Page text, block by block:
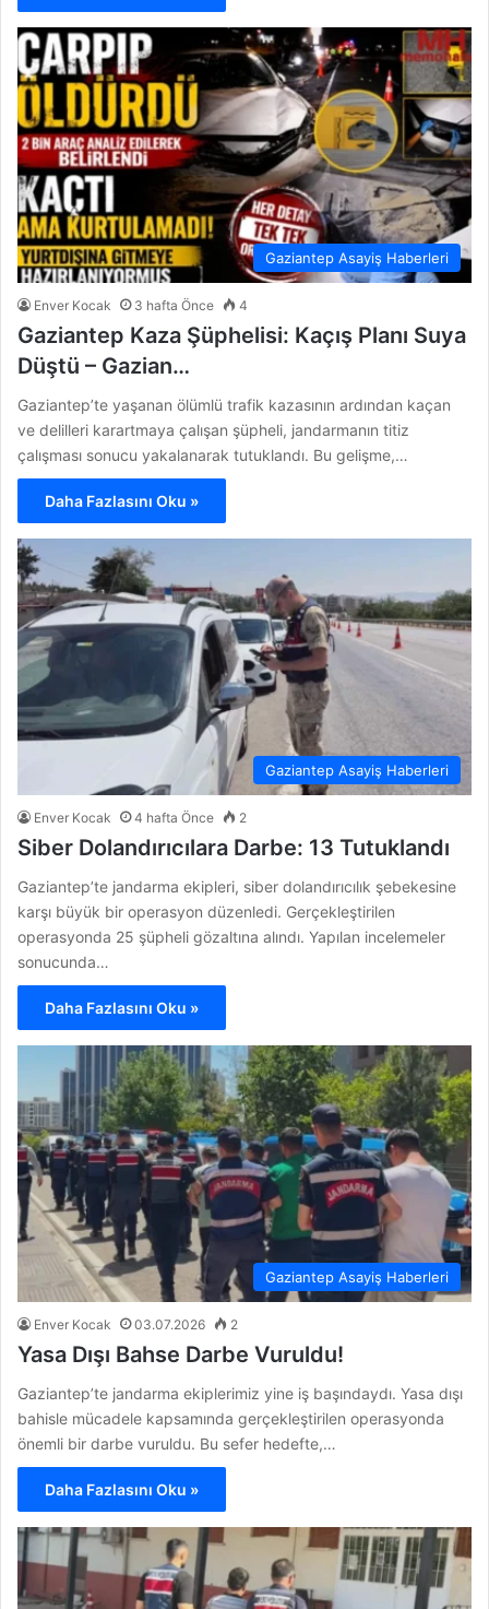
Gaziantep Asayiş Haberleri
Enver Kocak 3 hafta Önce 4
Gaziantep Kaza Şüphelisi: Kaçış Planı Suya
Düştü – Gazian…
Gaziantep’te yaşanan ölümlü trafik kazasının ardından kaçan
ve delilleri karartmaya çalışan şüpheli, jandarmanın titiz
çalışması sonucu yakalanarak tutuklandı. Bu gelişme,…
Daha Fazlasını Oku »
Gaziantep Asayiş Haberleri
Enver Kocak 4 hafta Önce 2
Siber Dolandırıcılara Darbe: 13 Tutuklandı
Gaziantep’te jandarma ekipleri, siber dolandırıcılık şebekesine
karşı büyük bir operasyon düzenledi. Gerçekleştirilen
operasyonda 25 şüpheli gözaltına alındı. Yapılan incelemeler
sonucunda…
Daha Fazlasını Oku »
Gaziantep Asayiş Haberleri
Enver Kocak 03.07.2026 2
Yasa Dışı Bahse Darbe Vuruldu!
Gaziantep’te jandarma ekiplerimiz yine iş başındaydı. Yasa dışı
bahisle mücadele kapsamında gerçekleştirilen operasyonda
önemli bir darbe vuruldu. Bu sefer hedefte,…
Daha Fazlasını Oku »